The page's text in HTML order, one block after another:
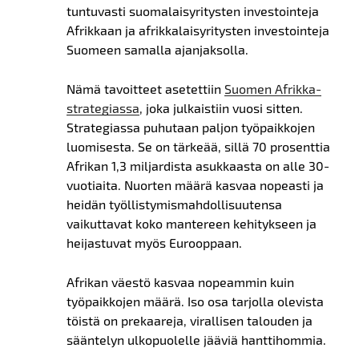
tuntuvasti suomalaisyritysten investointeja
Afrikkaan ja afrikkalaisyritysten investointeja
Suomeen samalla ajanjaksolla.
Nämä tavoitteet asetettiin Suomen Afrikka-
strategiassa , joka julkaistiin vuosi sitten.
Strategiassa puhutaan paljon työpaikkojen
luomisesta. Se on tärkeää, sillä 70 prosenttia
Afrikan 1,3 miljardista asukkaasta on alle 30-
vuotiaita. Nuorten määrä kasvaa nopeasti ja
heidän työllistymismahdollisuutensa
vaikuttavat koko mantereen kehitykseen ja
heijastuvat myös Eurooppaan.
Afrikan väestö kasvaa nopeammin kuin
työpaikkojen määrä. Iso osa tarjolla olevista
töistä on prekaareja, virallisen talouden ja
sääntelyn ulkopuolelle jääviä hanttihommia.